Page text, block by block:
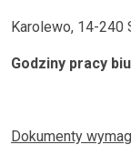
Karolewo, 14-240
Godziny pracy
Dokumenty